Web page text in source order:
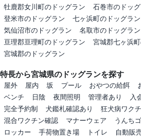
牡鹿郡女川町のドッグラン
石巻市のドッ
登米市のドッグラン
七ヶ浜町のドッグラン
気仙沼市のドッグラン
名取市のドッグラン
亘理郡亘理町のドッグラン
宮城郡七ヶ浜
宮城郡のドッグラン
特長から宮城県のドッグランを探す
屋外 屋内 坂 プール おやつの給餌
ベンチ
日陰 夜間照明 管理者あり
入
完全予約制
犬鑑札確認あり
狂犬病ワク
混合ワクチン確認
マナーウェア うんち
ロッカー
手荷物置き場 トイレ 自動販